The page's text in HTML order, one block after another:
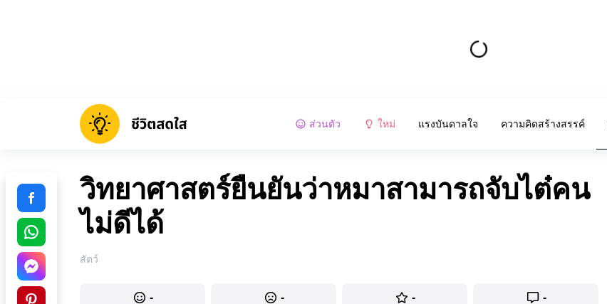
ส่วนตัว ใหม่ แรงบันดาลใจ ความคิดสร้างสรรค์
วิทยาศาสตร์ยืนยันว่าหมาสามารถจับไต๋คน
ไม่ดีได้
สัตว์
- - - -